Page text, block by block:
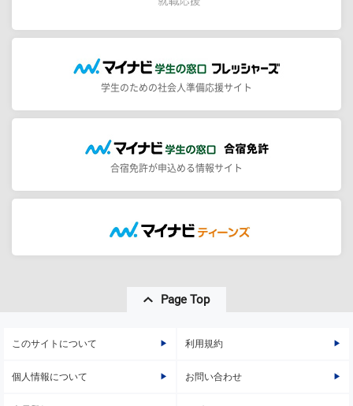
学生のための社会人準備応援サイト
合宿免許が申込める情報サイト
Page Top
このサイトについて 利用規約
個人情報について お問い合わせ